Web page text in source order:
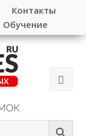
Контакты
Обучение